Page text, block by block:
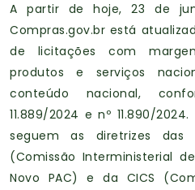
A partir de hoje, 23 de
Compras.gov.br está
de licitações com
produtos e serviços
conteúdo nacional,
11.889/2024 e nº 11.890/
seguem as diretrizes das
(Comissão Interministerial
Novo PAC) e da CICS